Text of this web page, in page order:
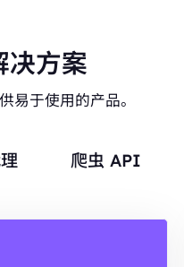
决方案
易于使用的产品。
爬虫 API